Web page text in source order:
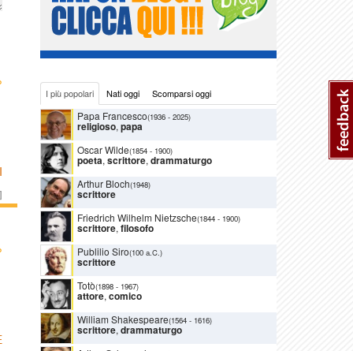
]
I più popolari Nati oggi Scomparsi oggi
Papa Francesco(1936 - 2025)
religioso, papa
Oscar Wilde(1854 - 1900)
poeta, scrittore, drammaturgo
Arthur Bloch(1948)
scrittore
Friedrich Wilhelm Nietzsche(1844 - 1900)
scrittore, filosofo
Publilio Siro(100 a.C.)
scrittore
Totò(1898 - 1967)
attore, comico
William Shakespeare(1564 - 1616)
scrittore, drammaturgo